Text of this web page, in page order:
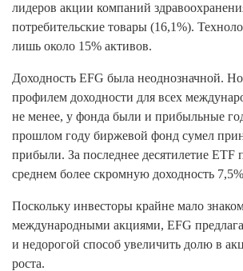
лидеров акции компаний
потребительские товары (16,1%).
лишь около 15% активов.
Доходность EFG была неоднозначной.
профилем доходности для всех
не менее, у фонда были и прибыльные
прошлом году биржевой фонд сумел
прибыли. За последнее десятилетие ETF
среднем более скромную доходность
Поскольку инвесторы крайне мало
международными акциями, EFG
и недорогой способ увеличить долю в
роста.